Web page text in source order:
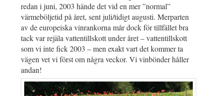
redan i juni, 2003 hände det vid en mer ”normal”
värmeböljetid på året, sent juli/tidigt augusti. Merparten
av de europeiska vinrankorna mår dock för tillfället bra
tack var rejäla vattentillskott under året – vattentillskott
som vi inte fick 2003 – men exakt vart det kommer ta
vägen vet vi först om några veckor. Vi vinbönder håller
andan!